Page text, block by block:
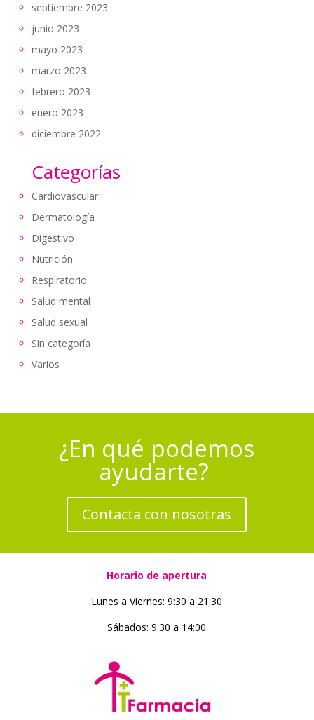
septiembre 2023
junio 2023
mayo 2023
marzo 2023
febrero 2023
enero 2023
diciembre 2022
Categorías
Cardiovascular
Dermatología
Digestivo
Nutrición
Respiratorio
Salud mental
Salud sexual
Sin categoría
Varios
¿En qué podemos
ayudarte?
Contacta con nosotras
Horario de apertura
Lunes a Viernes: 9:30 a 21:30
Sábados: 9:30 a 14:00